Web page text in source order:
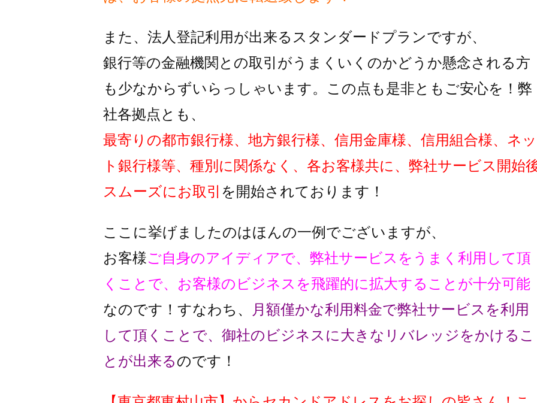
また、法人登記利用が出来るスタンダードプランですが、
銀行等の金融機関との取引がうまくいくのかどうか懸念される方
も少なからずいらっしゃいます。この点も是非ともご安心を！弊
社各拠点とも、
最寄りの都市銀行様、地方銀行様、信用金庫様、信用組合様、ネッ
ト銀行様等、種別に関係なく、各お客様共に、弊社サービス開始
スムーズに お取引 を開始されております！
ここに挙げましたのはほんの一例でございますが、
お客様ご自身のアイディアで、弊社サービスをうまく利用して頂
くことで、 お客様のビジネスを飛躍的に拡大することが十分可能
なのです！ すなわち、
月額僅かな利用料金で弊社サービスを利用
して頂くことで、 御社のビジネスに大きなリバレッジをかけるこ
とが出来るのです！